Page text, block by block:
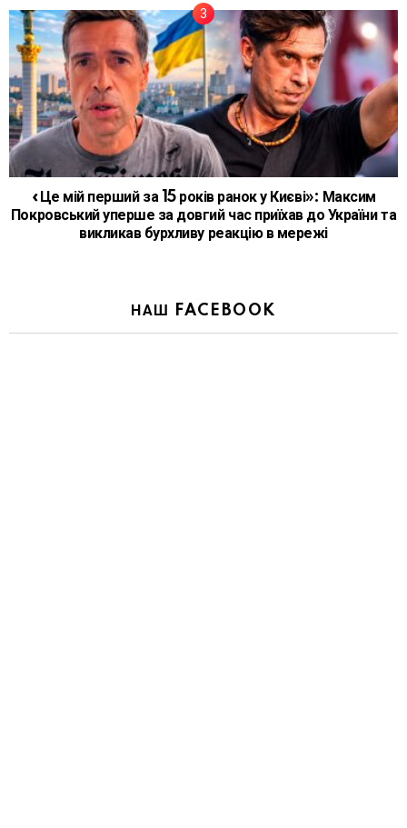
«Це мій перший за 15 років ранок у Києві»: Максим
Покровський уперше за довгий час приїхав до України та
викликав бурхливу реакцію в мережі
НАШ FACEBOOK